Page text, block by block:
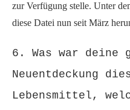
zur Verfügung stelle. Unter
diese Datei nun seit März
6. Was war deine
Neuentdeckung
Lebensmittel,